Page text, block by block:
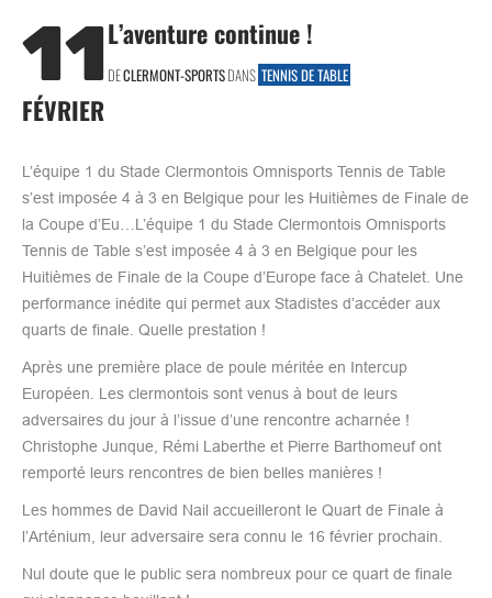
11
FÉVRIER
L’aventure continue !
DECLERMONT-SPORTSDANS TENNIS DE TABLE
L’équipe 1 du Stade Clermontois Omnisports Tennis de Table
s’est imposée 4 à 3 en Belgique pour les Huitièmes de Finale de
la Coupe d’Eu…L’équipe 1 du Stade Clermontois Omnisports
Tennis de Table s’est imposée 4 à 3 en Belgique pour les
Huitièmes de Finale de la Coupe d’Europe face à Chatelet. Une
performance inédite qui permet aux Stadistes d’accéder aux
quarts de finale. Quelle prestation !
Après une première place de poule méritée en Intercup
Européen. Les clermontois sont venus à bout de leurs
adversaires du jour à l’issue d’une rencontre acharnée !
Christophe Junque, Rémi Laberthe et Pierre Barthomeuf ont
remporté leurs rencontres de bien belles manières !
Les hommes de David Nail accueilleront le Quart de Finale à
l’Arténium, leur adversaire sera connu le 16 février prochain.
Nul doute que le public sera nombreux pour ce quart de finale